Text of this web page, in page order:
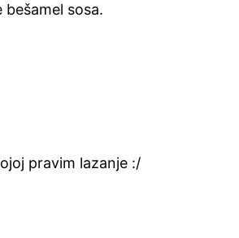
sosa.
pravim lazanje :/